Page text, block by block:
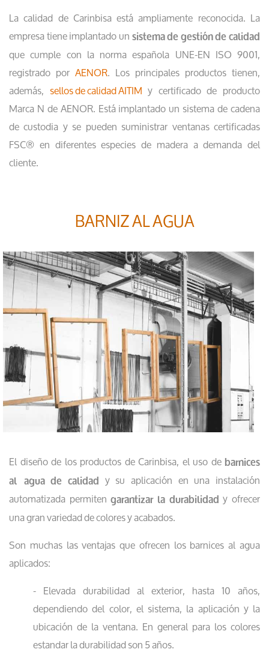
La calidad de Carinbisa está ampliamente reconocida. La
empresa tiene implantado un sistema de gestión de calidad
que cumple con la norma española UNE-EN ISO 9001,
registrado por AENOR. Los principales productos tienen,
además, sellos de calidad AITIM y certificado de producto
Marca N de AENOR. Está implantado un sistema de cadena
de custodia y se pueden suministrar ventanas certificadas
FSC® en diferentes especies de madera a demanda del
cliente.
BARNIZ AL AGUA
El diseño de los productos de Carinbisa, el uso de barnices
al agua de calidad y su aplicación en una instalación
automatizada permitengarantizar la durabilidad y ofrecer
una gran variedad de colores y acabados.
Son muchas las ventajas que ofrecen los barnices al agua
aplicados:
- Elevada durabilidad al exterior, hasta 10 años,
dependiendo del color, el sistema, la aplicación y la
ubicación de la ventana. En general para los colores
estandar la durabilidad son 5 años.